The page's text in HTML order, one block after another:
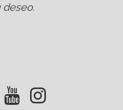
deseo.